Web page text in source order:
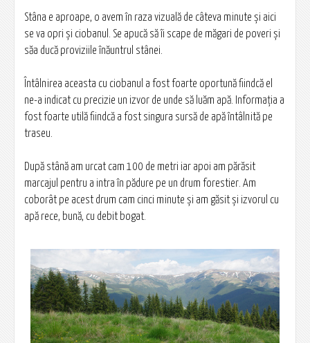
Stâna e aproape, o avem în raza vizuală de câteva minute şi aici
se va opri şi ciobanul. Se apucă să îi scape de măgari de poveri şi
săa ducă proviziile înăuntrul stânei.
Întâlnirea aceasta cu ciobanul a fost foarte oportună fiindcă el
ne-a indicat cu precizie un izvor de unde să luăm apă. Informaţia a
fost foarte utilă fiindcă a fost singura sursă de apă întâlnită pe
traseu.
După stână am urcat cam 100 de metri iar apoi am părăsit
marcajul pentru a intra în pădure pe un drum forestier. Am
coborât pe acest drum cam cinci minute şi am găsit şi izvorul cu
apă rece, bună, cu debit bogat.